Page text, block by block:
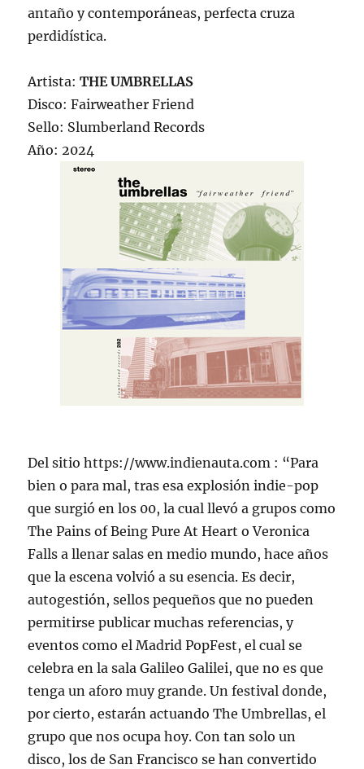
antaño y contemporáneas, perfecta cruza
perdidística.
Artista:THE UMBRELLAS
Disco: Fairweather Friend
Sello: Slumberland Records
Año: 2024
Del sitio https://www.indienauta.com : “Para
bien o para mal, tras esa explosión indie-pop
que surgió en los 00, la cual llevó a grupos como
The Pains of Being Pure At Heart o Veronica
Falls a llenar salas en medio mundo, hace años
que la escena volvió a su esencia. Es decir,
autogestión, sellos pequeños que no pueden
permitirse publicar muchas referencias, y
eventos como el Madrid PopFest, el cual se
celebra en la sala Galileo Galilei, que no es que
tenga un aforo muy grande. Un festival donde,
por cierto, estarán actuando The Umbrellas, el
grupo que nos ocupa hoy. Con tan solo un
disco, los de San Francisco se han convertido